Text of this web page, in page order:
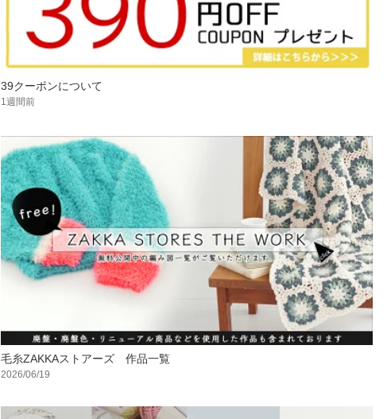
39クーポンについて
1週間前
毛糸ZAKKAストアーズ 作品一覧
2026/06/19